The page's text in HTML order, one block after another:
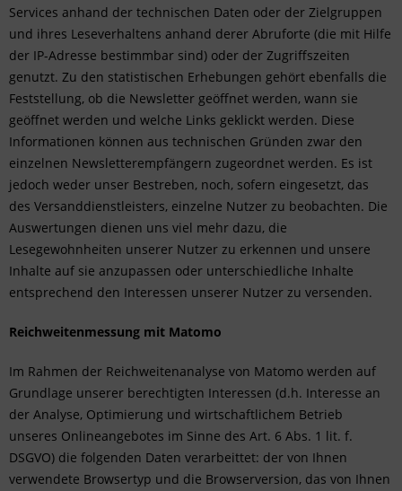
Services anhand der technischen Daten oder der Zielgruppen
und ihres Leseverhaltens anhand derer Abruforte (die mit Hilfe
der IP-Adresse bestimmbar sind) oder der Zugriffszeiten
genutzt. Zu den statistischen Erhebungen gehört ebenfalls die
Feststellung, ob die Newsletter geöffnet werden, wann sie
geöffnet werden und welche Links geklickt werden. Diese
Informationen können aus technischen Gründen zwar den
einzelnen Newsletterempfängern zugeordnet werden. Es ist
jedoch weder unser Bestreben, noch, sofern eingesetzt, das
des Versanddienstleisters, einzelne Nutzer zu beobachten. Die
Auswertungen dienen uns viel mehr dazu, die
Lesegewohnheiten unserer Nutzer zu erkennen und unsere
Inhalte auf sie anzupassen oder unterschiedliche Inhalte
entsprechend den Interessen unserer Nutzer zu versenden.
Reichweitenmessung mit Matomo
Im Rahmen der Reichweitenanalyse von Matomo werden auf
Grundlage unserer berechtigten Interessen (d.h. Interesse an
der Analyse, Optimierung und wirtschaftlichem Betrieb
unseres Onlineangebotes im Sinne des Art. 6 Abs. 1 lit. f.
DSGVO) die folgenden Daten verarbeittet: der von Ihnen
verwendete Browsertyp und die Browserversion, das von Ihnen